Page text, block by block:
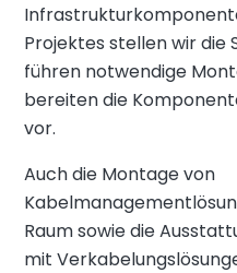
Projektes stellen wir die
führen notwendige
bereiten die
vor.
Auch die Montage von
Raum sowie die
mit